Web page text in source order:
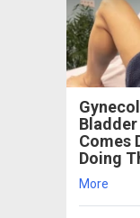
Comes
Doing
More